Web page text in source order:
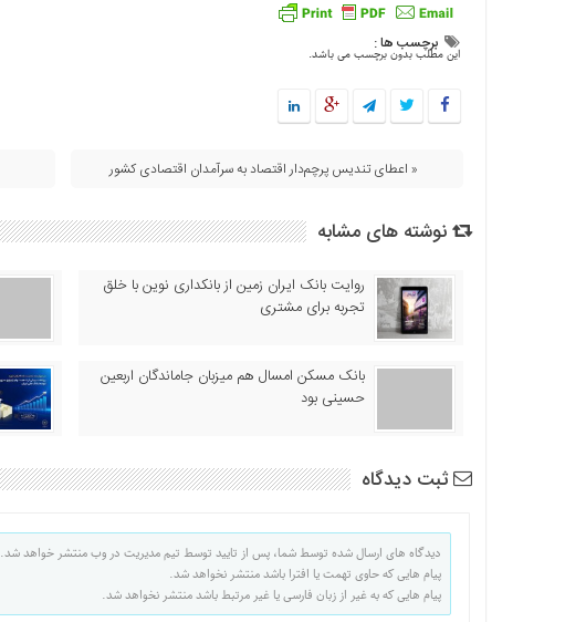
برچسب ها :
این مطلب بدون برچسب می باشد.
« اعطای تندیس پرچم‌دار اقتصاد به سرآمدان اقتصادی کشور
نوشته های مشابه
روایت بانک ایران زمین از بانکداری نوین با خلق
تجربه برای مشتری
بانک مسکن امسال هم میزبان جاماندگان اربعین
حسینی بود
ثبت دیدگاه
دیدگاه های ارسال شده توسط شما، پس از تایید توسط تیم مدیریت در وب منتشر خواهد شد.
پیام هایی که حاوی تهمت یا افترا باشد منتشر نخواهد شد.
پیام هایی که به غیر از زبان فارسی یا غیر مرتبط باشد منتشر نخواهد شد.